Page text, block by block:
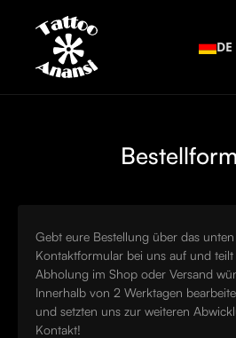
DE
Gebt eure Bestellung über das
Kontaktformular bei uns auf und
Abholung im Shop oder Versand
Innerhalb von 2 Werktagen
und setzten uns zur weiteren
Kontakt!